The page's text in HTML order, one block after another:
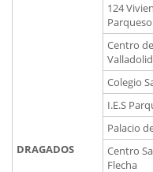
DRAGADOS
124
Centro
Valladolid
Colegio
I.E.S
Palacio
Centro
Flecha